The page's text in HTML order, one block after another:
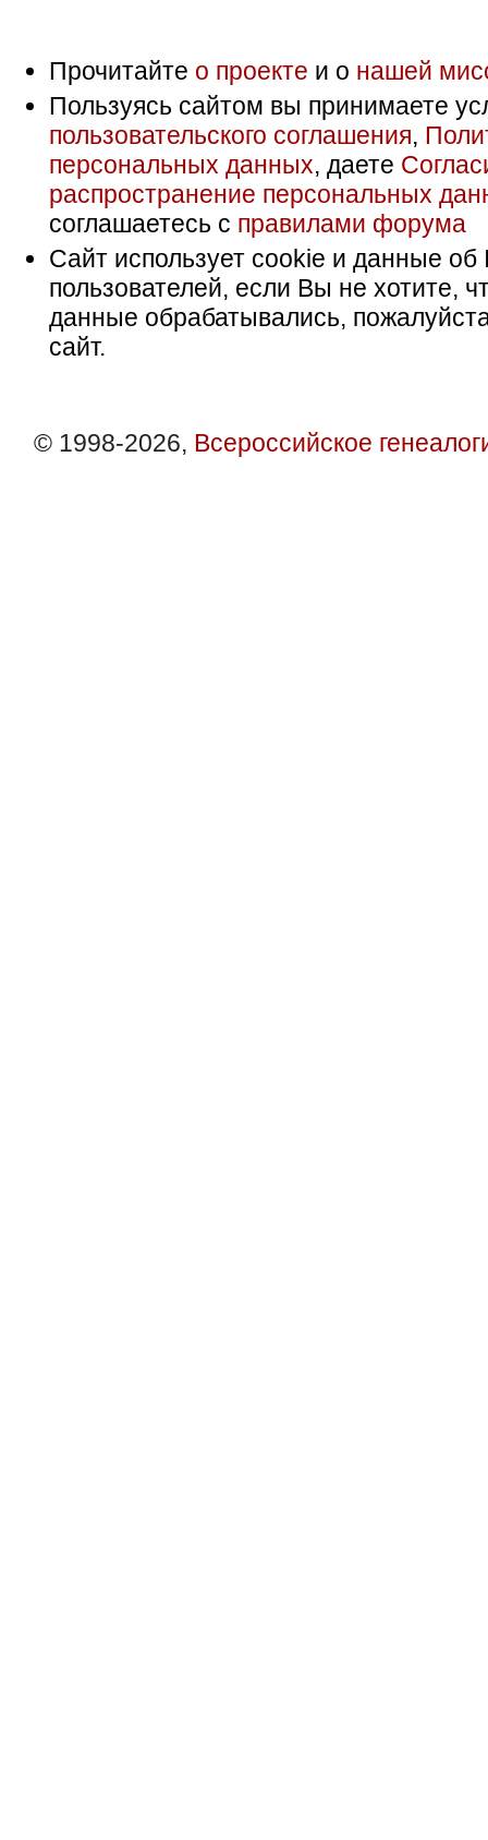
Прочитайте о проекте и о нашей
Пользуясь сайтом вы принимаете
пользовательского соглашения,
персональных данных, даете
распространение персональных
соглашаетесь с правилами форума
Сайт использует cookie и данные об
пользователей, если Вы не хотите,
данные обрабатывались,
сайт.
© 1998-2026, Всероссийское